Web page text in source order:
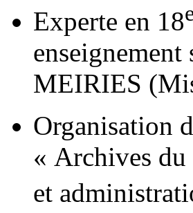
Experte en 18
MEIRIES
Organisation
« Archives du
et